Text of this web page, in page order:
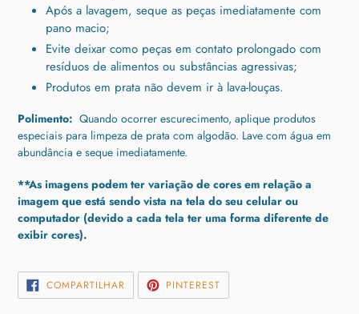
Após a lavagem, seque as peças imediatamente com
pano macio;
Evite deixar como peças em contato prolongado com
resíduos de alimentos ou substâncias agressivas;
Produtos em prata não devem ir à lava-louças.
Polimento: Quando ocorrer escurecimento, aplique produtos
especiais para limpeza de prata com algodão. Lave com água em
abundância e seque imediatamente.
**As imagens podem ter variação de cores em relação a
imagem que está sendo vista na tela do seu celular ou
computador (devido a cada tela ter uma forma diferente de
exibir cores).
COMPARTILHAR COMPARTILHAR
NO
FACEBOOK
PINTEREST
PIN